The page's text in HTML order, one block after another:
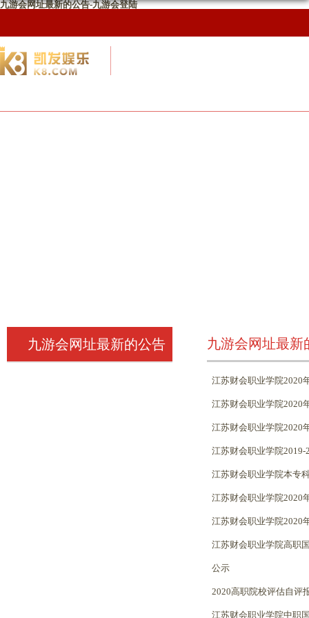
九游会网址最新的公告-九游会登陆
九游会网址最新的公告 九游会网址最新
江苏财会职业学院2020
江苏财会职业学院2020
江苏财会职业学院2020
江苏财会职业学院
江苏财会职业学院本专
江苏财会职业学院2020
江苏财会职业学院2020
江苏财会职业学院高职
公示
2020高职院校评估自评
江苏财会职业学院中职